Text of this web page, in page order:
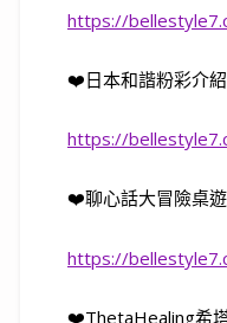
https://
❤️日本和諧粉彩介
https://
❤️聊心話大冒險桌遊
https://
❤️ThetaHealing希